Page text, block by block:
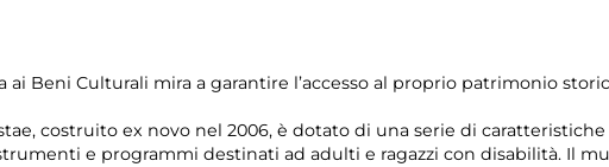
ai Beni Culturali mira a garantire l’accesso al proprio patrimonio
costruito ex novo nel 2006, è dotato di una serie di
e programmi destinati ad adulti e ragazzi con disabilità. Il